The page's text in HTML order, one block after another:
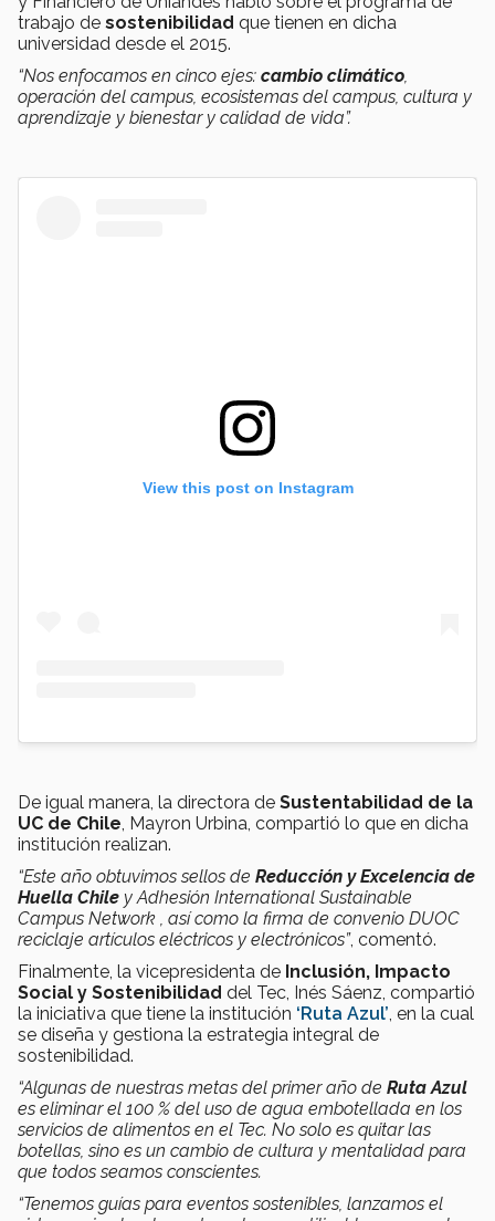
trabajo de sostenibilidad que tienen en dicha
universidad desde el 2015.
“Nos enfocamos en cinco ejes: cambio climático,
operación del campus, ecosistemas del campus, cultura y
aprendizaje y bienestar y calidad de vida”.
View this post on Instagram
De igual manera, la directora de Sustentabilidad de la
UC de Chile, Mayron Urbina, compartió lo que en dicha
institución realizan.
“Este año obtuvimos sellos de Reducción y Excelencia de
Huella Chile y Adhesión International Sustainable
Campus Network , así como la firma de convenio DUOC
reciclaje artículos eléctricos y electrónicos”, comentó.
Finalmente, la vicepresidenta de Inclusión, Impacto
Social y Sostenibilidad del Tec, Inés Sáenz, compartió
la iniciativa que tiene la institución ‘Ruta Azul’, en la cual
se diseña y gestiona la estrategia integral de
sostenibilidad.
“Algunas de nuestras metas del primer año de Ruta Azul
es eliminar el 100 % del uso de agua embotellada en los
servicios de alimentos en el Tec. No solo es quitar las
botellas, sino es un cambio de cultura y mentalidad para
que todos seamos conscientes.
“Tenemos guías para eventos sostenibles, lanzamos el